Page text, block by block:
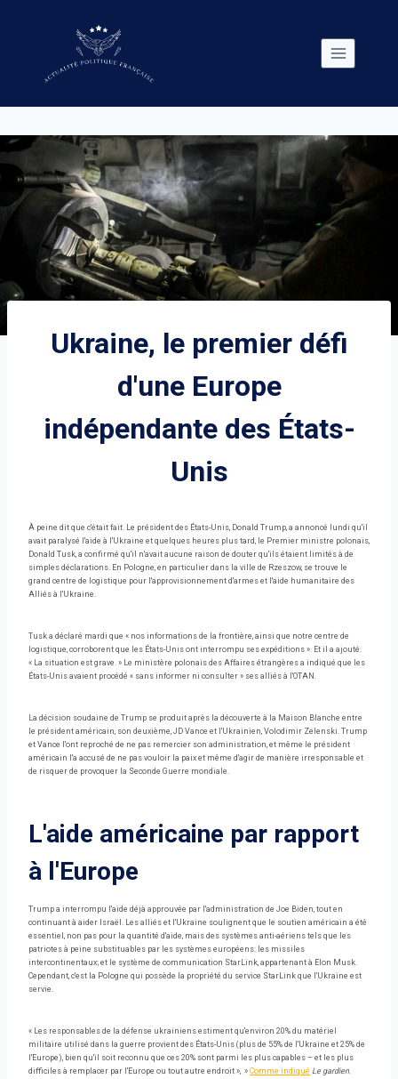
Ukraine, le premier défi
d'une Europe
indépendante des États-
Unis
À peine dit que c'était fait. Le président des États-Unis, Donald Trump, a annoncé lundi qu'il
avait paralysé l'aide à l'Ukraine et quelques heures plus tard, le Premier ministre polonais,
Donald Tusk, a confirmé qu'il n'avait aucune raison de douter qu'ils étaient limités à de
simples déclarations. En Pologne, en particulier dans la ville de Rzeszow, se trouve le
grand centre de logistique pour l'approvisionnement d'armes et l'aide humanitaire des
Alliés à l'Ukraine.
Tusk a déclaré mardi que « nos informations de la frontière, ainsi que notre centre de
logistique, corroborent que les États-Unis ont interrompu ses expéditions ». Et il a ajouté:
« La situation est grave. » Le ministère polonais des Affaires étrangères a indiqué que les
États-Unis avaient procédé « sans informer ni consulter » ses alliés à l'OTAN.
La décision soudaine de Trump se produit après la découverte à la Maison Blanche entre
le président américain, son deuxième, JD Vance et l'Ukrainien, Volodimir Zelenski. Trump
et Vance l'ont reproché de ne pas remercier son administration, et même le président
américain l'a accusé de ne pas vouloir la paix et même d'agir de manière irresponsable et
de risquer de provoquer la Seconde Guerre mondiale.
L'aide américaine par rapport
à l'Europe
Trump a interrompu l'aide déjà approuvée par l'administration de Joe Biden, tout en
continuant à aider Israël. Les alliés et l'Ukraine soulignent que le soutien américain a été
essentiel, non pas pour la quantité d'aide, mais des systèmes anti-aériens tels que les
patriotes à peine substituables par les systèmes européens: les missiles
intercontinentaux; et le système de communication StarLink, appartenant à Elon Musk.
Cependant, c'est la Pologne qui possède la propriété du service StarLink que l'Ukraine est
servie.
« Les responsables de la défense ukrainiens estiment qu'environ 20% du matériel
militaire utilisé dans la guerre provient des États-Unis (plus de 55% de l'Ukraine et 25% de
l'Europe), bien qu'il soit reconnu que ces 20% sont parmi les plus capables – et les plus
difficiles à remplacer par l'Europe ou tout autre endroit », » Comme indiqué Le gardien.